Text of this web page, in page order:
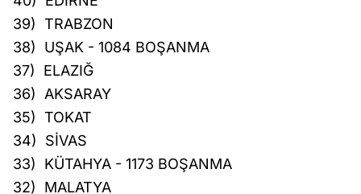
39) TRABZON
38) UŞAK - 1084 BOŞANMA
37) ELAZIĞ
36) AKSARAY
35) TOKAT
34) SİVAS
33) KÜTAHYA - 1173 BOŞANMA
32) MALATYA